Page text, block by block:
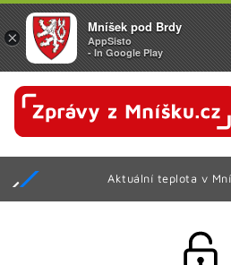
Aktuální teplota v
×
Mníšek pod Brdy
AppSisto
- In Google Play